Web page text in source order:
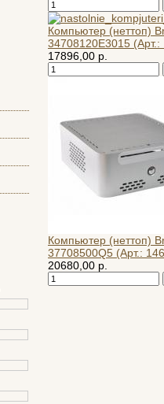
Компьютер (неттоп)
34708120E3015 (Арт.:
17896,00 р.
Компьютер (неттоп)
37708500Q5 (Арт.:
20680,00 р.